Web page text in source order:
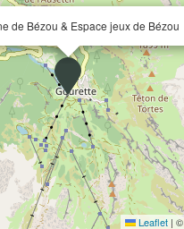
de Bézou & Espace jeux de Bézou
Leaflet | ©